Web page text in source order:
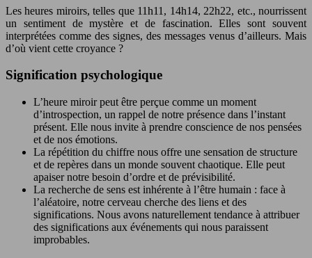
Les heures miroirs, telles que 11h11, 14h14, 22h22, etc., nourrissent
un sentiment de mystère et de fascination. Elles sont souvent
interprétées comme des signes, des messages venus d’ailleurs. Mais
d’où vient cette croyance ?
Signification psychologique
L’heure miroir peut être perçue comme un moment
d’introspection, un rappel de notre présence dans l’instant
présent. Elle nous invite à prendre conscience de nos pensées
et de nos émotions.
La répétition du chiffre nous offre une sensation de structure
et de repères dans un monde souvent chaotique. Elle peut
apaiser notre besoin d’ordre et de prévisibilité.
La recherche de sens est inhérente à l’être humain : face à
l’aléatoire, notre cerveau cherche des liens et des
significations. Nous avons naturellement tendance à attribuer
des significations aux événements qui nous paraissent
improbables.